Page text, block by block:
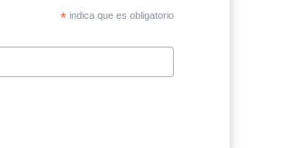
*indica que es obligatorio